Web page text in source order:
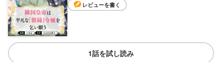
レビューを書く
1話を試し読み